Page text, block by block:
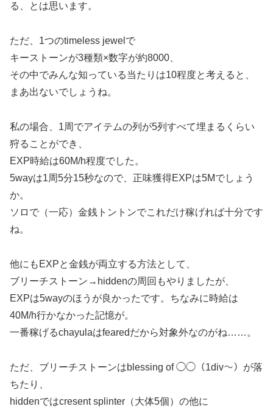
る、とは思います。
ただ、1つのtimeless jewelで
キーストーンが3種類×数字が約8000、
その中でみんな知っている当たりは10程度と考えると、
まあ出ないでしょうね。
私の場合、1周でアイテムの列が5列すべて埋まるくらい
狩ることができ、
EXP時給は60M/h程度でした。
5wayは1周5分15秒なので、正味獲得EXPは5Mでしょう
か。
ソロで（一応）金銭トントンでこれだけ稼げれば十分です
ね。
他にもEXPと金銭が両立する方法として、
ブリーチストーン→hiddenの周回もやりましたが、
EXPは5wayのほうが良かったです。ちなみに時給は
40M/h行かなかった記憶が。
一番稼げるchayulaはfearedだから対象外なのがね……。
ただ、ブリーチストーンはblessing of ◯◯（1div～）が落
ちたり、
hiddenではcresent splinter（大体5個）の他に